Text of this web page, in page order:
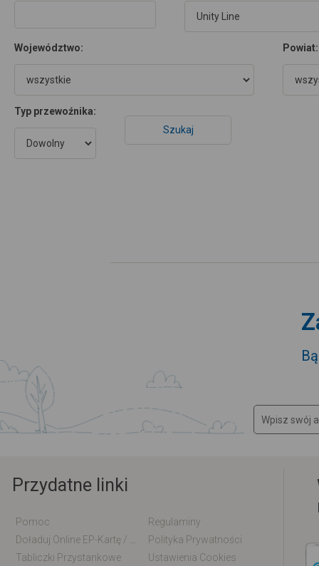
Województwo: Powiat:
Typ przewoźnika:
Przydatne linki
Pomoc
Regulaminy
Polityka Prywatności
Tabliczki Przystankowe
Ustawienia Cookies